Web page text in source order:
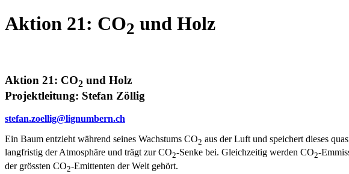
Aktion 21: CO2 und Holz
Aktion 21: CO2 und Holz
Projektleitung: Stefan Zöllig
stefan.zoellig@lignumbern.ch
Ein Baum entzieht während seines Wachstums CO2 aus der Luft und speichert dieses
langfristig der Atmosphäre und trägt zur CO2-Senke bei. Gleichzeitig werden CO2-
der grössten CO2-Emittenten der Welt gehört.